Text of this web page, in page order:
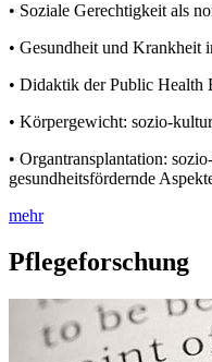
• Soziale Gerechtigkeit als
• Gesundheit und Krankheit
• Didaktik der Public Health
• Körpergewicht: sozio-
• Organtransplantation:
gesundheitsfördernde
mehr
Pflegeforschung